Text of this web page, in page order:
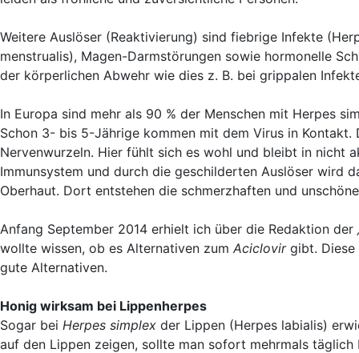
Weitere Auslöser (Reaktivierung) sind fiebrige Infekte
menstrualis), Magen-Darmstörungen sowie hormonelle
der körperlichen Abwehr wie dies z. B. bei grippalen
In Europa sind mehr als 90 % der Menschen mit Herpes
Schon 3- bis 5-Jährige kommen mit dem Virus in
Nervenwurzeln. Hier fühlt sich es wohl und bleibt in nicht
Immunsystem und durch die geschilderten Auslöser wird
Oberhaut. Dort entstehen die schmerzhaften und
Anfang September 2014 erhielt ich über die Redaktion der
wollte wissen, ob es Alternativen zum Aciclovir gibt.
gute Alternativen.
Honig wirksam bei Lippenherpes
Sogar bei Herpes simplex der Lippen (Herpes labialis)
auf den Lippen zeigen, sollte man sofort mehrmals